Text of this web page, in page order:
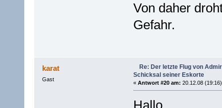
Von daher
Gefahr.
karat
Gast
Re: Der letzte Flug von
Schicksal seiner Eskorte
« Antwort #20 am: 20.12.08